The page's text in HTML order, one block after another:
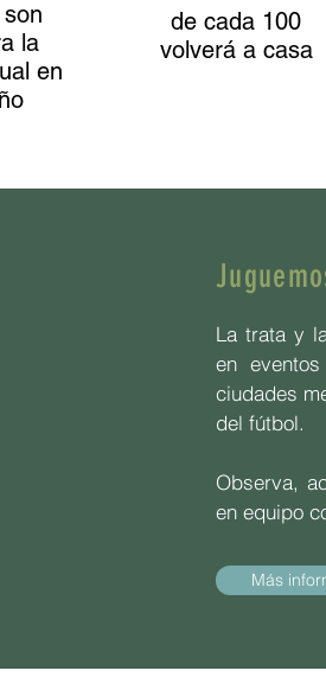
la
en
de cada 100
volverá a casa
La trata y la
en
ciudades
del fútbol.
Observa,
en equipo
Más